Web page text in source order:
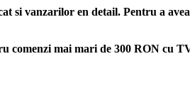
si vanzarilor en detail. Pentru a
comenzi mai mari de 300 RON cu